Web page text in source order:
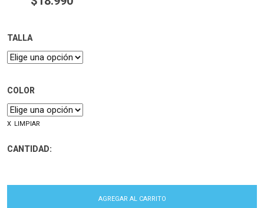
TALLA
COLOR
LIMPIAR
CANTIDAD:
AGREGAR AL CARRITO